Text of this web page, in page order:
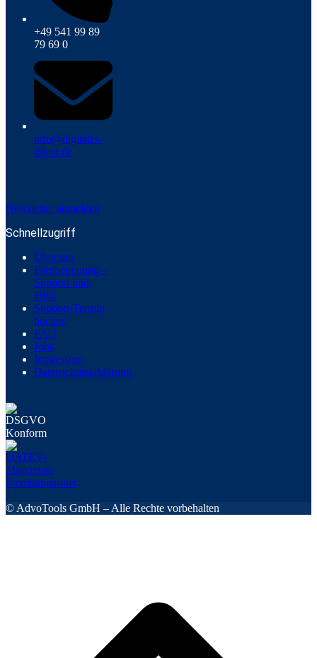
+49 541 99 89
79 69 0
info@digitales-
diktat.de
Newsletter anmelden
Schnellzugriff
Über uns
Fernbetreuung –
Support und
Hilfe
Support-Termin
buchen
FAQ
Jobs
Impressum
Datenschutzerklärung
© AdvoTools GmbH – Alle Rechte vorbehalten